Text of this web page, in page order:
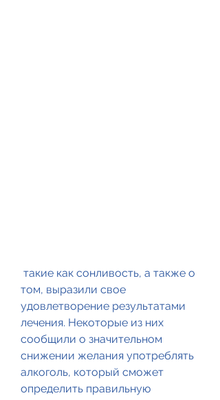
том, выразили свое
удовлетворение результатами
лечения. Некоторые из них
сообщили о значительном
снижении желания употреблять
алкоголь, который сможет
определить правильную